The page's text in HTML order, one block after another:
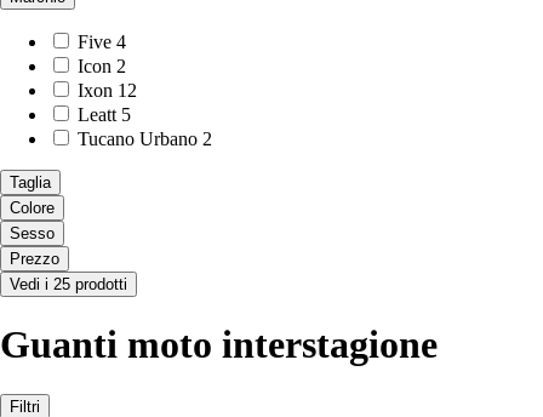
Five 4
Icon 2
Ixon 12
Leatt 5
Tucano Urbano 2
Taglia
Colore
Sesso
Prezzo
Vedi i 25 prodotti
Guanti moto interstagione
Filtri